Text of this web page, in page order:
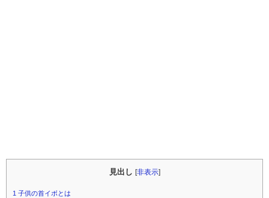
見出し [非表示]
1 子供の首イボとは